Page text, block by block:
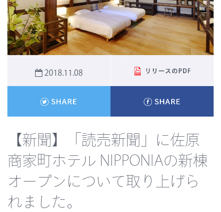
2018.11.08
【新聞】「読売新聞」に佐原
商家町ホテル NIPPONIAの新棟
オープンについて取り上げら
れました。